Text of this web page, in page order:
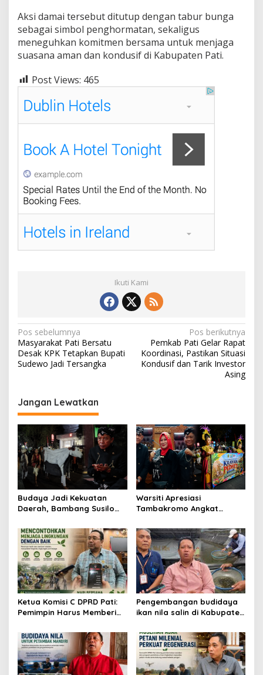
Aksi damai tersebut ditutup dengan tabur bunga
sebagai simbol penghormatan, sekaligus
meneguhkan komitmen bersama untuk menjaga
suasana aman dan kondusif di Kabupaten Pati.
Post Views: 465
Ikuti Kami
N
a
v
g
a
s
i
p
o
s
Pos sebelumnya
Masyarakat Pati Bersatu
Desak KPK Tetapkan Bupati
Sudewo Jadi Tersangka
Pos berikutnya
Pemkab Pati Gelar Rapat
Koordinasi, Pastikan Situasi
Kondusif dan Tarik Investor
Asing
Jangan Lewatkan
Budaya Jadi Kekuatan
Daerah, Bambang Susilo
Festival Adhi Loka
Warsiti Apresiasi
Tambakromo Angkat
Adhi Loka
Ketua Komisi C DPRD Pati:
Pemimpin Harus Memberi
Menjaga Lingkungan
Pengembangan budidaya
ikan nila salin di Kabupaten